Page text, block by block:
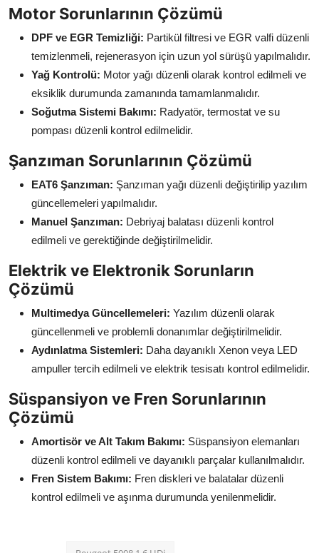
Motor Sorunlarının Çözümü
DPF ve EGR Temizliği: Partikül filtresi ve EGR valfi düzenli
temizlenmeli, rejenerasyon için uzun yol sürüşü yapılmalıdır.
Yağ Kontrolü: Motor yağı düzenli olarak kontrol edilmeli ve
eksiklik durumunda zamanında tamamlanmalıdır.
Soğutma Sistemi Bakımı: Radyatör, termostat ve su
pompası düzenli kontrol edilmelidir.
Şanzıman Sorunlarının Çözümü
EAT6 Şanzıman: Şanzıman yağı düzenli değiştirilip yazılım
güncellemeleri yapılmalıdır.
Manuel Şanzıman: Debriyaj balatası düzenli kontrol
edilmeli ve gerektiğinde değiştirilmelidir.
Elektrik ve Elektronik Sorunların
Çözümü
Multimedya Güncellemeleri: Yazılım düzenli olarak
güncellenmeli ve problemli donanımlar değiştirilmelidir.
Aydınlatma Sistemleri: Daha dayanıklı Xenon veya LED
ampuller tercih edilmeli ve elektrik tesisatı kontrol edilmelidir.
Süspansiyon ve Fren Sorunlarının
Çözümü
Amortisör ve Alt Takım Bakımı: Süspansiyon elemanları
düzenli kontrol edilmeli ve dayanıklı parçalar kullanılmalıdır.
Fren Sistem Bakımı: Fren diskleri ve balatalar düzenli
kontrol edilmeli ve aşınma durumunda yenilenmelidir.